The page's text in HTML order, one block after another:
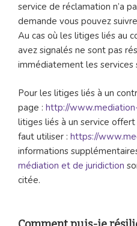
service de réclamation n’a
demande vous pouvez
Au cas où les litiges liés au
avez signalés ne sont pas
immédiatement les services
Pour les litiges liés à un
page : http://
litiges liés à un service offert
faut utiliser : https://
informations
médiation et de juridiction
citée.